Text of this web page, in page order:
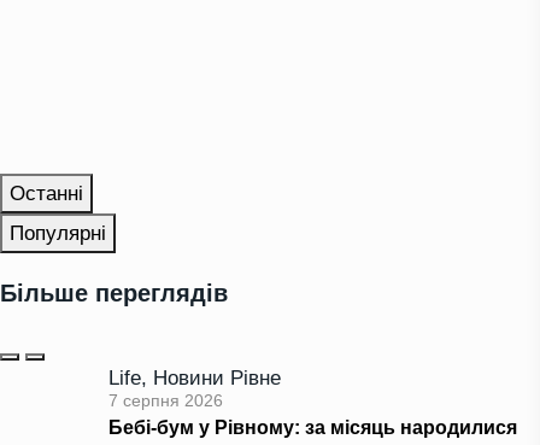
Останні
Популярні
Більше переглядів
Life, Новини Рівне
7 серпня 2026
Бебі-бум у Рівному: за місяць народилися